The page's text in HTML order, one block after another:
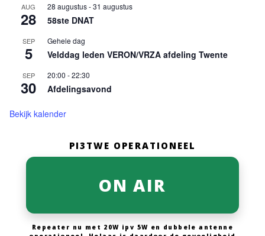
AUG
28
28 augustus-31 augustus
58ste DNAT
SEP
5
Gehele dag
Velddag leden VERON/VRZA afdeling Twente
SEP
30
20:00 -22:30
Afdelingsavond
Bekijk kalender
PI3TWE OPERATIONEEL
ON AIR
Repeater nu met 20W ipv 5W en dubbele antenne